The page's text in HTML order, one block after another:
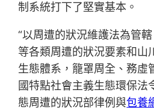
制系統打下了堅實基本。
“以周遭的狀況維護法為管
等各類周遭的狀況要素和山
生態體系，籠罩周全、務虛
國特點社會主義生態環保法
態周遭的狀況部律例與包養